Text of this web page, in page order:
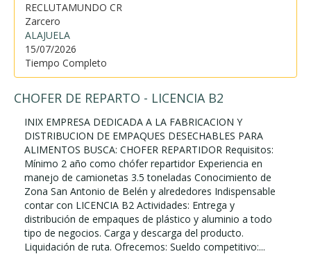
RECLUTAMUNDO CR
Zarcero
ALAJUELA
15/07/2026
Tiempo Completo
CHOFER DE REPARTO - LICENCIA B2
INIX EMPRESA DEDICADA A LA FABRICACION Y
DISTRIBUCION DE EMPAQUES DESECHABLES PARA
ALIMENTOS BUSCA: CHOFER REPARTIDOR Requisitos:
Mínimo 2 año como chófer repartidor Experiencia en
manejo de camionetas 3.5 toneladas Conocimiento de
Zona San Antonio de Belén y alrededores Indispensable
contar con LICENCIA B2 Actividades: Entrega y
distribución de empaques de plástico y aluminio a todo
tipo de negocios. Carga y descarga del producto.
Liquidación de ruta. Ofrecemos: Sueldo competitivo:...